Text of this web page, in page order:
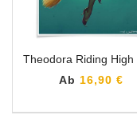
Theodora Riding High
Ab 16,90 €